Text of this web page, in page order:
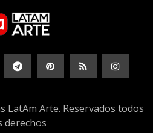
LatAm Arte. Reservados todos
derechos